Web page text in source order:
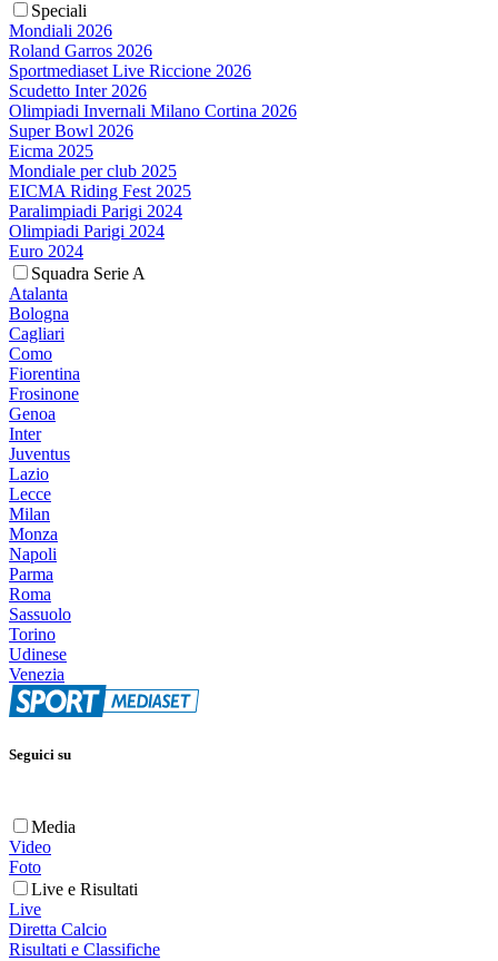
Speciali
Mondiali 2026
Roland Garros 2026
Sportmediaset Live Riccione 2026
Scudetto Inter 2026
Olimpiadi Invernali Milano Cortina 2026
Super Bowl 2026
Eicma 2025
Mondiale per club 2025
EICMA Riding Fest 2025
Paralimpiadi Parigi 2024
Olimpiadi Parigi 2024
Euro 2024
Squadra Serie A
Atalanta
Bologna
Cagliari
Como
Fiorentina
Frosinone
Genoa
Inter
Juventus
Lazio
Lecce
Milan
Monza
Napoli
Parma
Roma
Sassuolo
Torino
Udinese
Venezia
Seguici su
Media
Video
Foto
Live e Risultati
Live
Diretta Calcio
Risultati e Classifiche